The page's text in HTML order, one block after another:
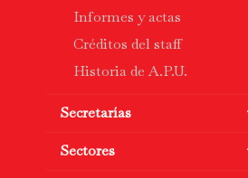
Informes y actas
Créditos del staff
Historia de A.P.U.
Secretarías
Sectores